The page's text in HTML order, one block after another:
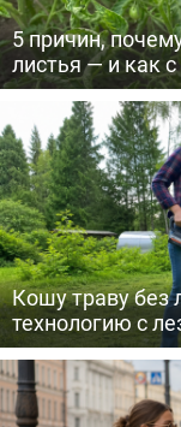
5 причин,
листья — и как
Кошу траву без
технологию с